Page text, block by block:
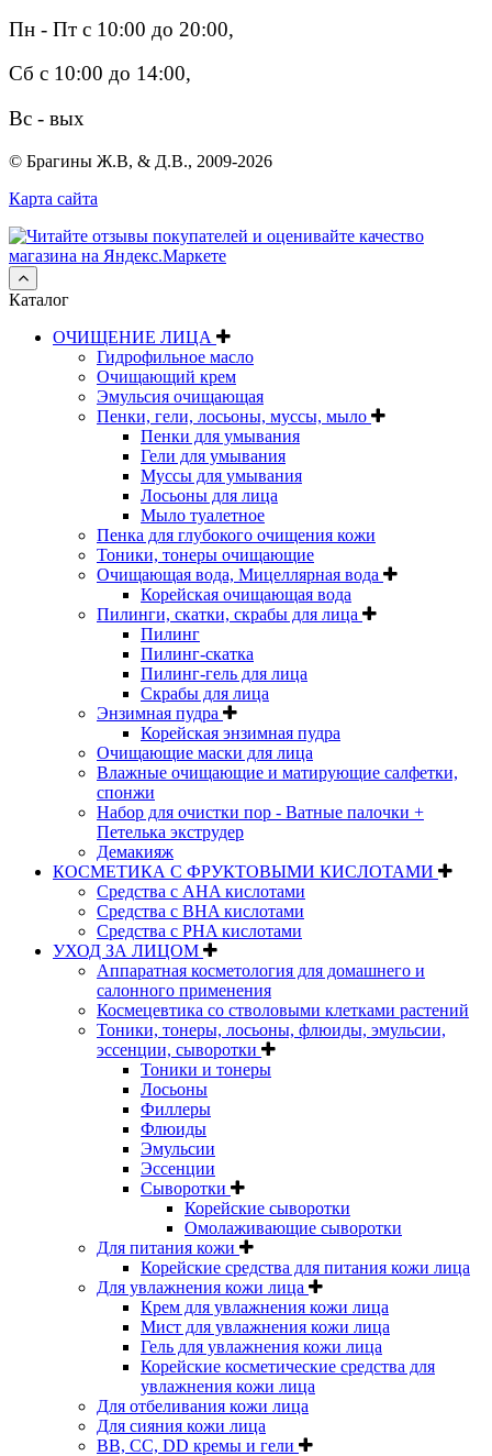
Пн - Пт с 10:00 до 20:00,
Сб с 10:00 до 14:00,
Вс - вых
© Брагины Ж.В, & Д.В., 2009-2026
Карта сайта
Каталог
ОЧИЩЕНИЕ ЛИЦА
Гидрофильное масло
Очищающий крем
Эмульсия очищающая
Пенки, гели, лосьоны, муссы, мыло
Пенки для умывания
Гели для умывания
Муссы для умывания
Лосьоны для лица
Мыло туалетное
Пенка для глубокого очищения кожи
Тоники, тонеры очищающие
Очищающая вода, Мицеллярная вода
Корейская очищающая вода
Пилинги, скатки, скрабы для лица
Пилинг
Пилинг-скатка
Пилинг-гель для лица
Скрабы для лица
Энзимная пудра
Корейская энзимная пудра
Очищающие маски для лица
Влажные очищающие и матирующие салфетки,
спонжи
Набор для очистки пор - Ватные палочки +
Петелька экструдер
Демакияж
КОСМЕТИКА С ФРУКТОВЫМИ КИСЛОТАМИ
Средства с AHA кислотами
Средства с BHA кислотами
Средства с PHA кислотами
УХОД ЗА ЛИЦОМ
Аппаратная косметология для домашнего и
салонного применения
Космецевтика со стволовыми клетками растений
Тоники, тонеры, лосьоны, флюиды, эмульсии,
эссенции, сыворотки
Тоники и тонеры
Лосьоны
Филлеры
Флюиды
Эмульсии
Эссенции
Сыворотки
Корейские сыворотки
Омолаживающие сыворотки
Для питания кожи
Корейские средства для питания кожи лица
Для увлажнения кожи лица
Крем для увлажнения кожи лица
Мист для увлажнения кожи лица
Гель для увлажнения кожи лица
Корейские косметические средства для
увлажнения кожи лица
Для отбеливания кожи лица
Для сияния кожи лица
BB, CC, DD кремы и гели